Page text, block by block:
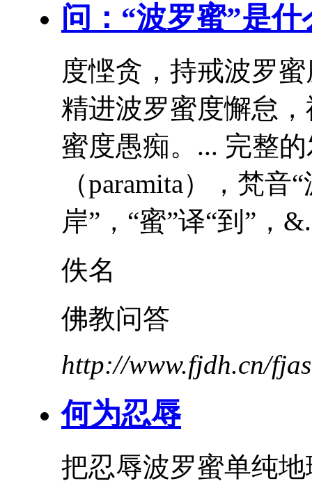
问：“波罗蜜”是什
度悭贪，持戒波罗蜜
精进波罗蜜度懈怠
蜜度愚痴。... 完整
（paramita），梵音
岸”，“蜜”译“到”，
佚名
佛教问答
http://www.fjdh.cn/
何为忍辱
把忍辱波罗蜜单纯